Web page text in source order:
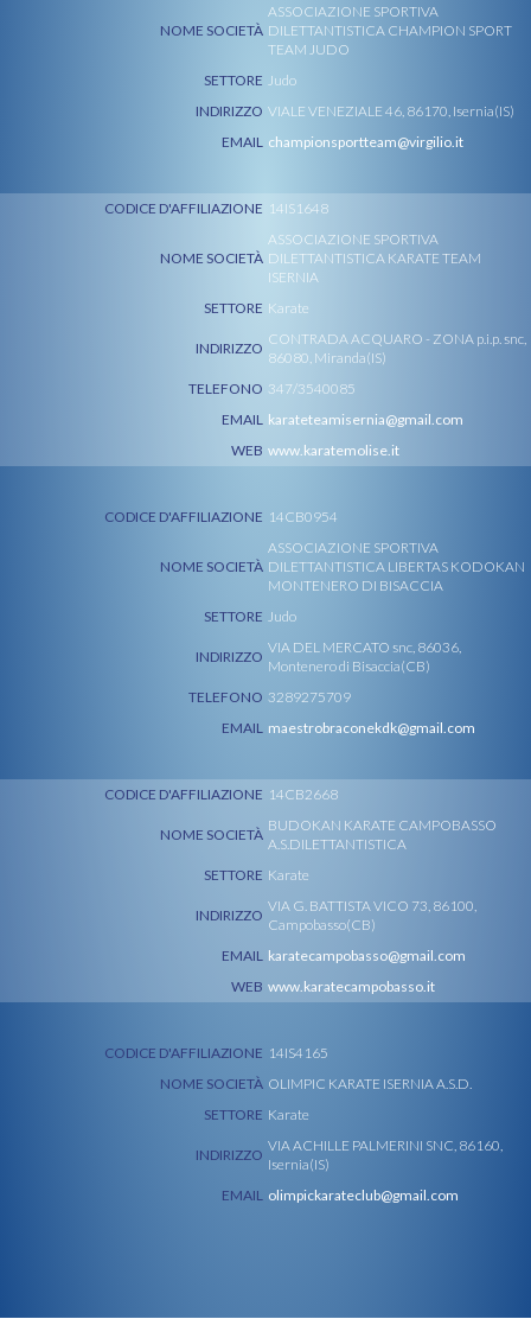
NOME SOCIETÀ
ASSOCIAZIONE SPORTIVA
DILETTANTISTICA CHAMPION SPORT
TEAM JUDO
SETTORE Judo
INDIRIZZO VIALE VENEZIALE 46, 86170, Isernia(IS)
EMAIL championsportteam@virgilio.it
CODICE D'AFFILIAZIONE 14IS1648
NOME SOCIETÀ
ASSOCIAZIONE SPORTIVA
DILETTANTISTICA KARATE TEAM
ISERNIA
SETTORE Karate
INDIRIZZO
CONTRADA ACQUARO - ZONA p.i.p. snc,
86080, Miranda(IS)
TELEFONO 347/3540085
EMAIL karateteamisernia@gmail.com
WEB www.karatemolise.it
CODICE D'AFFILIAZIONE 14CB0954
NOME SOCIETÀ
ASSOCIAZIONE SPORTIVA
DILETTANTISTICA LIBERTAS KODOKAN
MONTENERO DI BISACCIA
SETTORE Judo
INDIRIZZO
VIA DEL MERCATO snc, 86036,
Montenero di Bisaccia(CB)
TELEFONO 3289275709
EMAIL maestrobraconekdk@gmail.com
CODICE D'AFFILIAZIONE 14CB2668
NOME SOCIETÀ
BUDOKAN KARATE CAMPOBASSO
A.S.DILETTANTISTICA
SETTORE Karate
INDIRIZZO
VIA G. BATTISTA VICO 73, 86100,
Campobasso(CB)
EMAIL karatecampobasso@gmail.com
WEB www.karatecampobasso.it
CODICE D'AFFILIAZIONE 14IS4165
NOME SOCIETÀ OLIMPIC KARATE ISERNIA A.S.D.
SETTORE Karate
INDIRIZZO
VIA ACHILLE PALMERINI SNC, 86160,
Isernia(IS)
EMAIL olimpickarateclub@gmail.com